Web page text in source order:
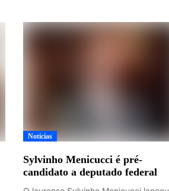
Notícias
Sylvinho Menicucci é pré-
candidato a deputado federal